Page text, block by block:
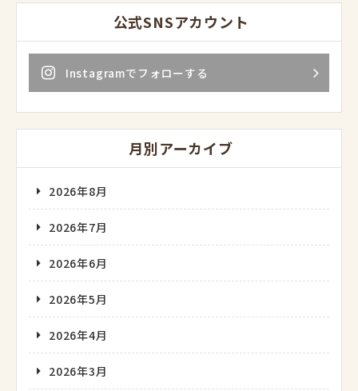
公式SNSアカウント
Instagramでフォローする
月別アーカイブ
2026年8月
2026年7月
2026年6月
2026年5月
2026年4月
2026年3月